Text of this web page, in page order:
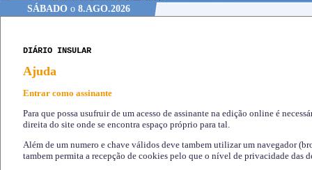
SÁBADOo 8.AGO.2026
DIÁRIO INSULAR
Ajuda
Entrar como assinante
Para que possa usufruir de um acesso de assinante na edição online é
direita do site onde se encontra espaço próprio para tal.
Além de um numero e chave válidos deve tambem utilizar um navegador
tambem permita a recepção de cookies pelo que o nível de privacidade das